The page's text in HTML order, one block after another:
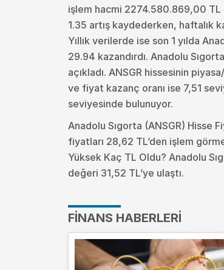
işlem hacmi 2274.580.869,00 TL
1.35 artış kaydederken, haftalık
Yıllık verilerde ise son 1 yılda
29.94 kazandırdı. Anadolu
açıkladı. ANSGR hissesinin
ve fiyat kazanç oranı ise 7,51
seviyesinde bulunuyor.
Anadolu Sıgorta (ANSGR) Hisse
fiyatları 28,62 TL’den işlem
Yüksek Kaç TL Oldu? Anadolu
değeri 31,52 TL’ye ulaştı.
FINANS HABERLERI